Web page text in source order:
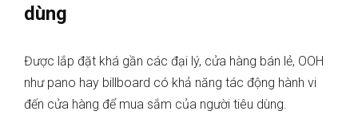
dùng
Được lắp đặt khá gần các đại lý, cửa hàng bán lẻ, OOH
như pano hay billboard có khả năng tác động hành vi
đến cửa hàng để mua sắm của người tiêu dùng.